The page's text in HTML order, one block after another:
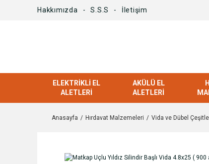
Hakkımızda S.S.S İletişim
ELEKTRIKLI EL
ALETLERI
AKÜLÜ EL
ALETLERI
Anasayfa Hırdavat Malzemeleri Vida ve Dübel